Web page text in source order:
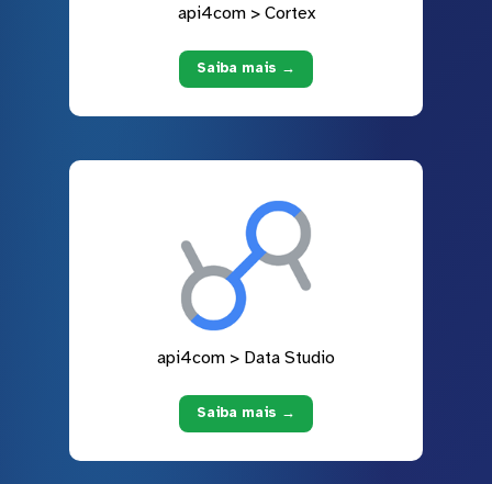
api4com > Cortex
Saiba mais →
api4com > Data Studio
Saiba mais →